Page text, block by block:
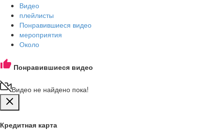
Видео
плейлисты
Понравившиеся видео
мероприятия
Около
Понравившиеся видео
Видео не найдено пока!
Кредитная карта